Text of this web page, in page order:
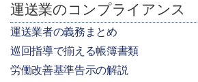
運送業のコンプライアンス
運送業者の義務まとめ
巡回指導で揃える帳簿書類
労働改善基準告示の解説